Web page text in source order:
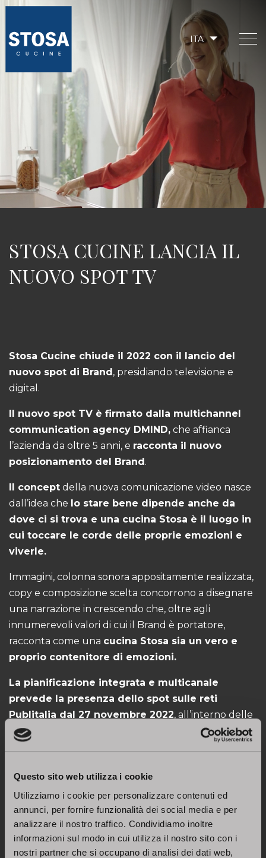
Questo sito web utilizza i cookie
Utilizziamo i cookie per personalizzare contenuti ed
annunci, per fornire funzionalità dei social media e per
analizzare il nostro traffico. Condividiamo inoltre
informazioni sul modo in cui utilizza il nostro sito con i
nostri partner che si occupano di analisi dei dati web,
ITA
STOSA CUCINE LANCIA IL
NUOVO SPOT TV
Stosa Cucine chiude il 2022 con il lancio del
nuovo spot di Brand, presidiando televisione e
digital.
Il nuovo spot TV è firmato dalla multichannel
communication agency DMIND, che affianca
l’azienda da oltre 5 anni, e racconta il nuovo
posizionamento del Brand.
Il concept della nuova comunicazione video nasce
dall’idea che lo stare bene dipende anche da
dove ci si trova e una cucina Stosa è il luogo in
cui toccare le corde delle proprie emozioni e
viverle.
Immagini, colonna sonora appositamente realizzata,
copy e composizione scelta concorrono a disegnare
una narrazione in crescendo che, oltre agli
innumerevoli valori di cui il Brand è portatore,
racconta come una cucina Stosa sia un vero e
proprio contenitore di emozioni.
La pianificazione integrata e multicanale
prevede la presenza dello spot sulle reti
Publitalia dal 27 novembre 2022, all’interno delle
più seguite trasmissioni del palinsesto,
e coinvolge